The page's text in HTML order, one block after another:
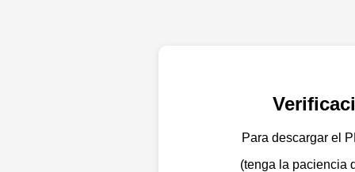
Para descargar el
(tenga la paciencia